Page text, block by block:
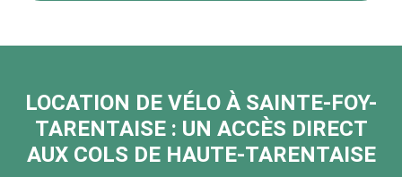
LOCATION DE VÉLO À SAINTE-FOY-
TARENTAISE : UN ACCÈS DIRECT
AUX COLS DE HAUTE-TARENTAISE